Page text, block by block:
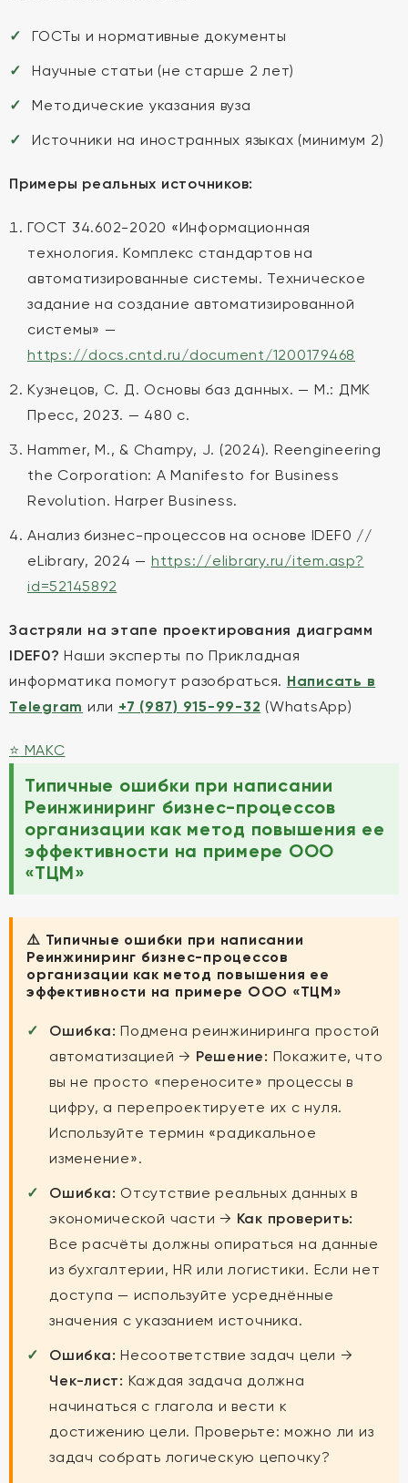
ГОСТы и нормативные документы
Научные статьи (не старше 2 лет)
Методические указания вуза
Источники на иностранных языках (минимум 2)
Примеры реальных источников:
ГОСТ 34.602-2020 «Информационная
технология. Комплекс стандартов на
автоматизированные системы. Техническое
задание на создание автоматизированной
системы» —
https://docs.cntd.ru/document/1200179468
Кузнецов, С. Д. Основы баз данных. — М.: ДМК
Пресс, 2023. — 480 с.
Hammer, M., & Champy, J. (2024). Reengineering
the Corporation: A Manifesto for Business
Revolution. Harper Business.
Анализ бизнес-процессов на основе IDEF0 //
eLibrary, 2024 — https://elibrary.ru/item.asp?
id=52145892
Застряли на этапе проектирования диаграмм
IDEF0? Наши эксперты по Прикладная
информатика помогут разобраться. Написать в
Telegram или +7 (987) 915-99-32 (WhatsApp)
⭐ MAКС
Типичные ошибки при написании
Реинжиниринг бизнес-процессов
организации как метод повышения ее
эффективности на примере ООО
«ТЦМ»
⚠️ Типичные ошибки при написании
Реинжиниринг бизнес-процессов
организации как метод повышения ее
эффективности на примере ООО «ТЦМ»
Ошибка: Подмена реинжиниринга простой
автоматизацией → Решение: Покажите, что
вы не просто «переносите» процессы в
цифру, а перепроектируете их с нуля.
Используйте термин «радикальное
изменение».
Ошибка: Отсутствие реальных данных в
экономической части → Как проверить:
Все расчёты должны опираться на данные
из бухгалтерии, HR или логистики. Если нет
доступа — используйте усреднённые
значения с указанием источника.
Ошибка: Несоответствие задач цели →
Чек-лист: Каждая задача должна
начинаться с глагола и вести к
достижению цели. Проверьте: можно ли из
задач собрать логическую цепочку?